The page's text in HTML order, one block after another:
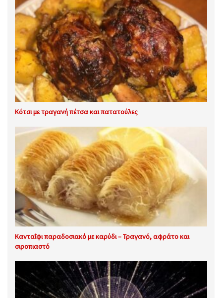
Κότσι με τραγανή πέτσα και πατατούλες
Κανταΐφι παραδοσιακό με καρύδι – Τραγανό, αφράτο και
σιροπιαστό